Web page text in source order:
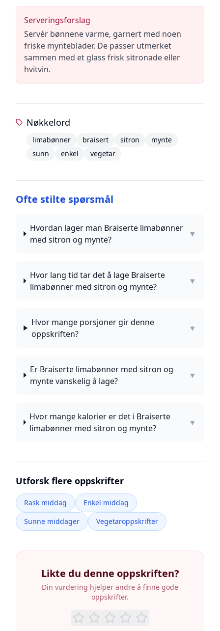
Serveringsforslag
Servér bønnene varme, garnert med noen
friske mynteblader. De passer utmerket
sammen med et glass frisk sitronade eller
hvitvin.
Nøkkelord
limabønner braisert sitron
mynte
sunn
enkel vegetar
Ofte stilte spørsmål
Hvordan lager man Braiserte limabønner
med sitron og mynte?
▼
Hvor lang tid tar det å lage Braiserte
limabønner med sitron og mynte?
▼
Hvor mange porsjoner gir denne
oppskriften?
▼
Er Braiserte limabønner med sitron og
mynte vanskelig å lage?
▼
Hvor mange kalorier er det i Braiserte
limabønner med sitron og mynte?
▼
Utforsk flere oppskrifter
Rask middag
Enkel middag
Sunne middager
Vegetaroppskrifter
Likte du denne oppskriften?
Din vurdering hjelper andre å finne gode
oppskrifter.